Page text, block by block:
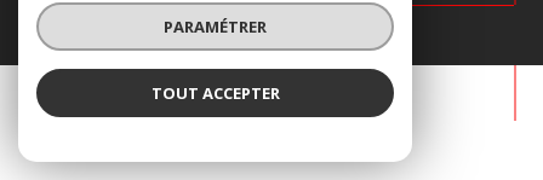
PARAMÉTRER
TOUT ACCEPTER